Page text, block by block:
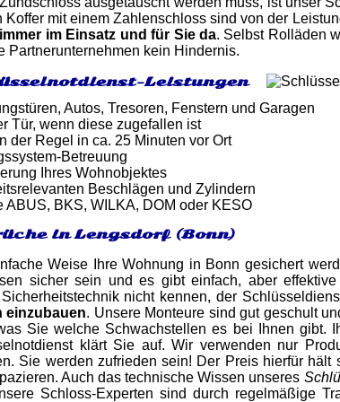
mit einem Zahlenschloss sind von der
im Einsatz und für Sie da. Selbst Rolläden
Partnerunternehmen kein Hindernis.
Leistungen
Autos, Tresoren, Fenstern und Garagen
Tür, wenn diese zugefallen ist
der Regel in ca. 25 Minuten vor Ort
Betreuung
Ihres Wohnobjektes
Beschlägen und Zylindern
ABUS, BKS, WILKA, DOM oder KESO
in Lengsdorf (Bonn)
Weise Ihre Wohnung in Bonn gesichert
sicher sein und es gibt einfach, aber effektive
nicht kennen, der
einzubauen. Unsere Monteure sind gut geschult
Sie welche Schwachstellen es bei Ihnen gibt.
klärt Sie auf. Wir verwenden nur
Sie werden zufrieden sein! Der Preis hierfür hält
Auch das technische Wissen unseres
Schloss-Experten sind durch regelmäßige